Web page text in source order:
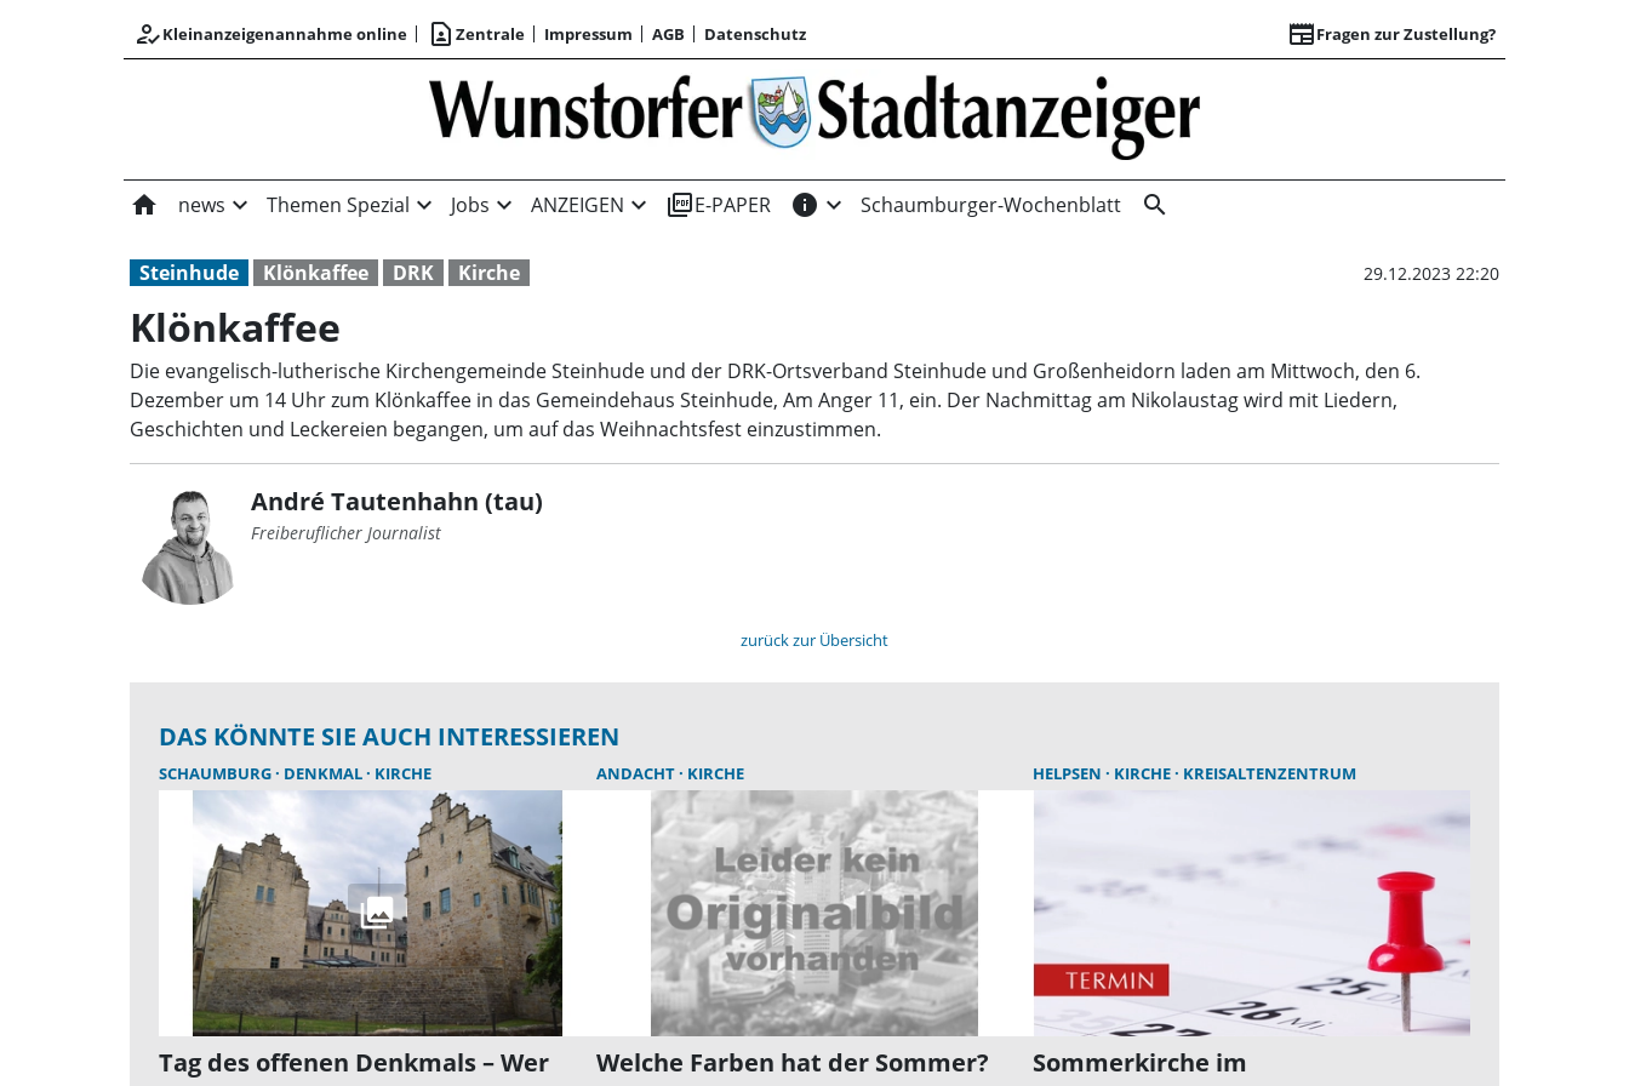
how_to_regKleinanzeigenannahme online contact_page Zentrale Impressum AGB Datenschutz newspaperFragen zur Zustellung?
Klönkaffee |
home news expand_more Themen Spezial expand_more Jobs expand_more ANZEIGEN expand_more picture_as_pdfE-PAPER info expand_more Schaumburger-Wochenblatt search
Steinhude Klönkaffee DRK Kirche 29.12.2023 22:20
Klönkaffee
Die evangelisch-lutherische Kirchengemeinde Steinhude und der DRK-Ortsverband Steinhude und Großenheidorn laden am Mittwoch, den 6.
Dezember um 14 Uhr zum Klönkaffee in das Gemeindehaus Steinhude, Am Anger 11, ein. Der Nachmittag am Nikolaustag wird mit Liedern,
Geschichten und Leckereien begangen, um auf das Weihnachtsfest einzustimmen.
André Tautenhahn (tau)
Freiberuflicher Journalist
zurück zur Übersicht
DAS KÖNNTE SIE AUCH INTERESSIEREN
SCHAUMBURG DENKMAL KIRCHE
Tag des offenen Denkmals – Wer
ANDACHT KIRCHE
Welche Farben hat der Sommer?
HELPSEN KIRCHE KREISALTENZENTRUM
Sommerkirche im